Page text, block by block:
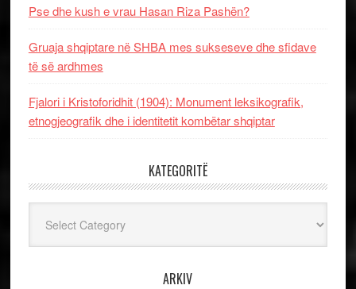
Pse dhe kush e vrau Hasan Riza Pashën?
Gruaja shqiptare në SHBA mes sukseseve dhe sfidave
të së ardhmes
Fjalori i Kristoforidhit (1904): Monument leksikografik,
etnogjeografik dhe i identitetit kombëtar shqiptar
KATEGORITË
ARKIV